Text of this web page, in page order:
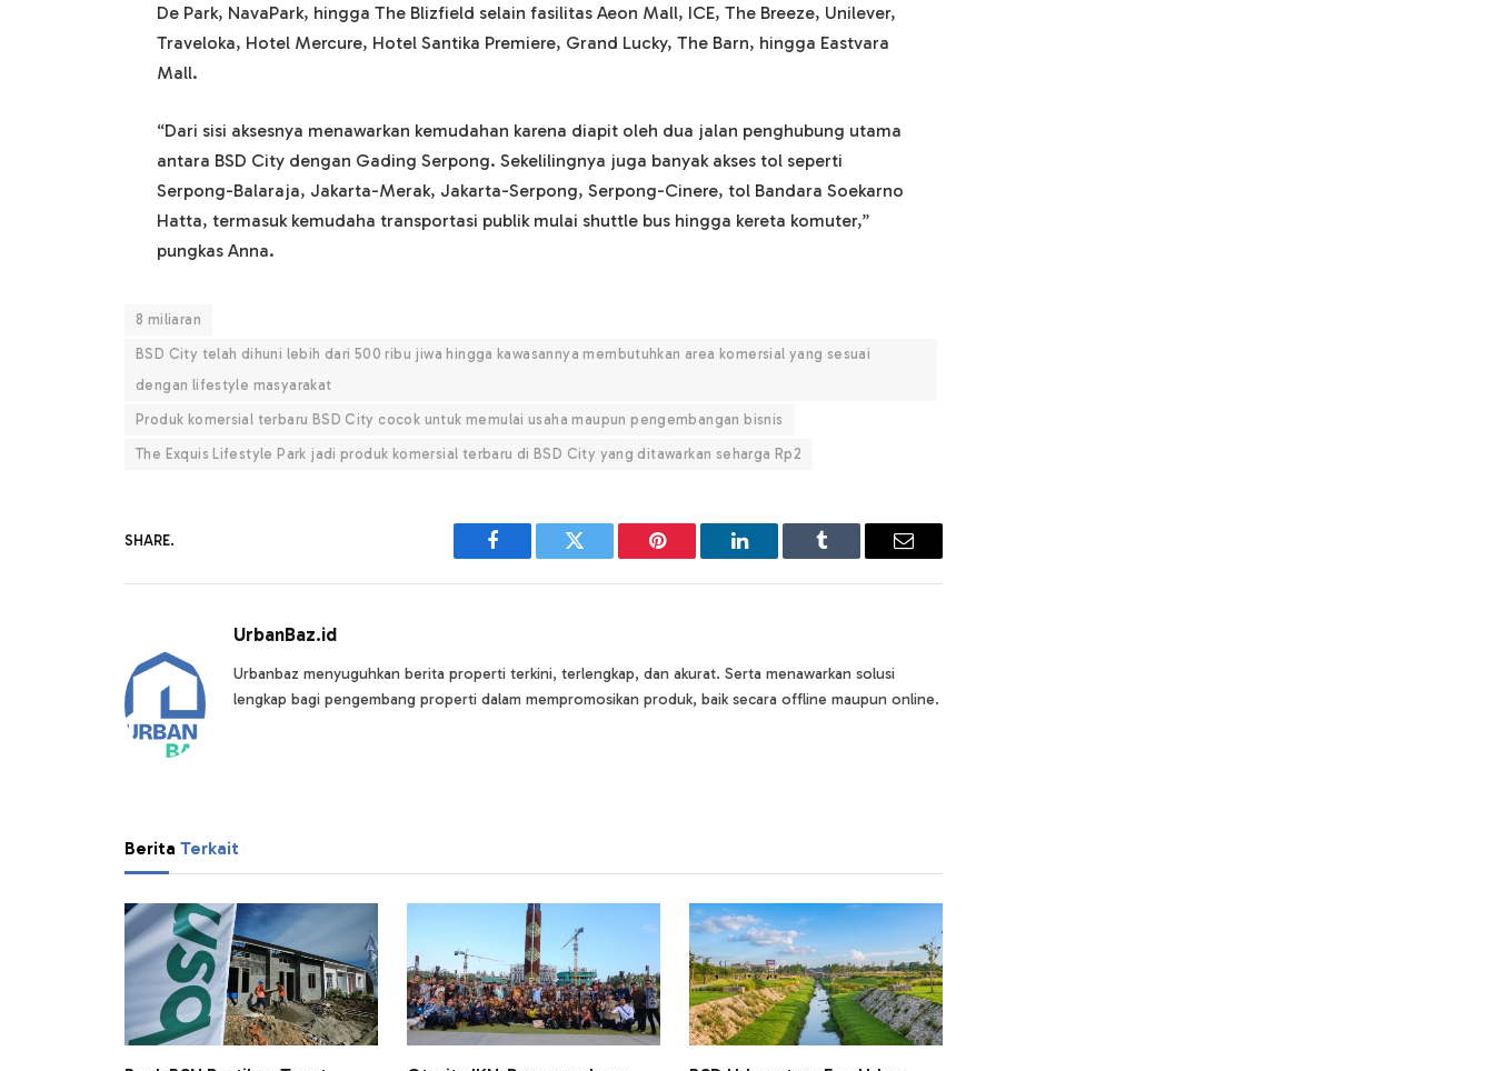
De Park, NavaPark, hingga The Blizfield selain fasilitas Aeon Mall, ICE, The Breeze, Unilever,
Traveloka, Hotel Mercure, Hotel Santika Premiere, Grand Lucky, The Barn, hingga Eastvara
Mall.
“Dari sisi aksesnya menawarkan kemudahan karena diapit oleh dua jalan penghubung utama
antara BSD City dengan Gading Serpong. Sekelilingnya juga banyak akses tol seperti
Serpong-Balaraja, Jakarta-Merak, Jakarta-Serpong, Serpong-Cinere, tol Bandara Soekarno
Hatta, termasuk kemudaha transportasi publik mulai shuttle bus hingga kereta komuter,”
pungkas Anna.
8 miliaran
BSD City telah dihuni lebih dari 500 ribu jiwa hingga kawasannya membutuhkan area komersial yang sesuai
dengan lifestyle masyarakat
Produk komersial terbaru BSD City cocok untuk memulai usaha maupun pengembangan bisnis
The Exquis Lifestyle Park jadi produk komersial terbaru di BSD City yang ditawarkan seharga Rp2
SHARE.
Facebook Twitter Pinterest LinkedIn Tumblr Email
UrbanBaz.id
Urbanbaz menyuguhkan berita properti terkini, terlengkap, dan akurat. Serta menawarkan solusi
lengkap bagi pengembang properti dalam mempromosikan produk, baik secara offline maupun online.
Berita Terkait